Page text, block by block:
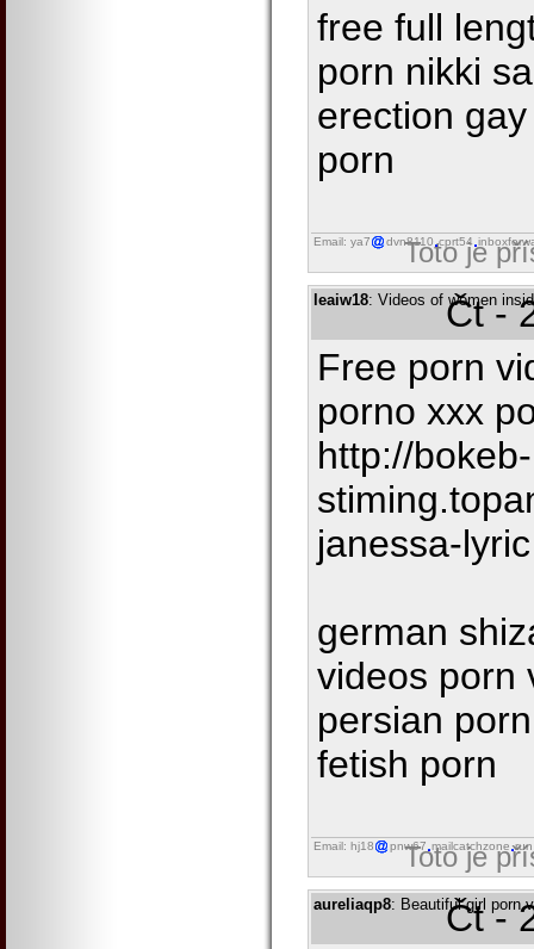
free full
porn nikki
erection
porn
Email: ya7 dvn8110 cprt54
Toto je
leaiw18: Videos of women
Čt -
Free porn
porno xxx
http://bokeb-
janessa-lyric
german
videos porn
persian
fetish porn
Email: hj18 pnw67 mailcatchzone run
Toto je
aureliaqp8: Beautiful girl porn
Čt -